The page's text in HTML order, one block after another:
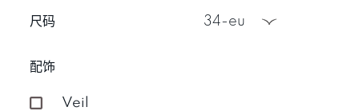
尺码 34-eu
配饰
Veil